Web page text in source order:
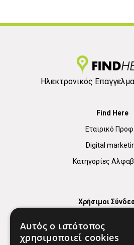
Ηλεκτρονικός
Find Here
Εταιρικό
Digital
Κατηγορίες
Χρήσιμοι
Χρήσιμα
Αυτός ο ιστότοπος
χρησιμοποιεί cookies